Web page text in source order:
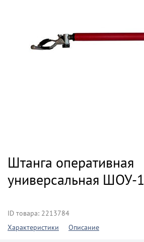
Контакты
Штанга оперативная
универсальная ШОУ-1
ID товара: 2213784
Характеристики
Описание